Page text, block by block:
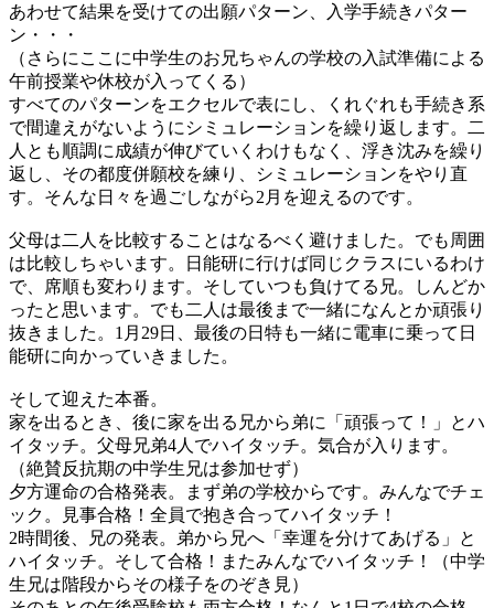
あわせて結果を受けての出願パターン、入学手続きパター
ン・・・
（さらにここに中学生のお兄ちゃんの学校の入試準備による
午前授業や休校が入ってくる）
すべてのパターンをエクセルで表にし、くれぐれも手続き系
で間違えがないようにシミュレーションを繰り返します。二
人とも順調に成績が伸びていくわけもなく、浮き沈みを繰り
返し、その都度併願校を練り、シミュレーションをやり直
す。そんな日々を過ごしながら2月を迎えるのです。
父母は二人を比較することはなるべく避けました。でも周囲
は比較しちゃいます。日能研に行けば同じクラスにいるわけ
で、席順も変わります。そしていつも負けてる兄。しんどか
ったと思います。でも二人は最後まで一緒になんとか頑張り
抜きました。1月29日、最後の日特も一緒に電車に乗って日
能研に向かっていきました。
そして迎えた本番。
家を出るとき、後に家を出る兄から弟に「頑張って！」とハ
イタッチ。父母兄弟4人でハイタッチ。気合が入ります。
（絶賛反抗期の中学生兄は参加せず）
夕方運命の合格発表。まず弟の学校からです。みんなでチェ
ック。見事合格！全員で抱き合ってハイタッチ！
2時間後、兄の発表。弟から兄へ「幸運を分けてあげる」と
ハイタッチ。そして合格！またみんなでハイタッチ！（中学
生兄は階段からその様子をのぞき見）